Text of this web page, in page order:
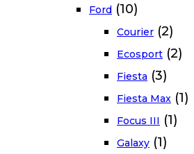
Ford (10)
Courier (2)
Ecosport (2)
Fiesta (3)
Fiesta Max (1)
Focus III (1)
Galaxy (1)